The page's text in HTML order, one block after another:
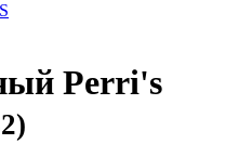
Perri's